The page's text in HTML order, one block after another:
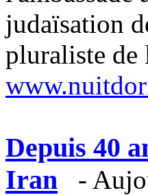
judaïsation
pluraliste
Depuis 40
Iran
-